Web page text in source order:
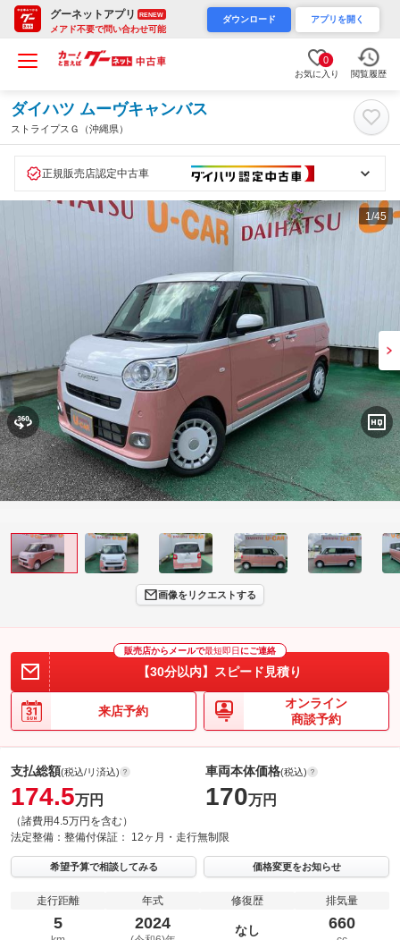
グーネットアプリ RENEW
メアド不要で問い合わせ可能
ダウンロード アプリを開く
0
お気に入り 閲覧履歴
ダイハツ ムーヴキャンバス
ストライプスＧ（沖縄県）
正規販売店認定中古車
1/45
画像をリクエストする
販売店からメールで最短即日 にご連絡
【30分以内】スピード見積り
来店予約
オンライン
商談予約
支払総額(税込/リ済込)
174.5万円
（諸費用4.5万円を含む）
車両本体価格(税込)
170万円
法定整備： 整備付保証： 12ヶ月・走行無制限
希望予算で相談してみる 価格変更をお知らせ
走行距離
5
年式
2024
修復歴
なし
排気量
660